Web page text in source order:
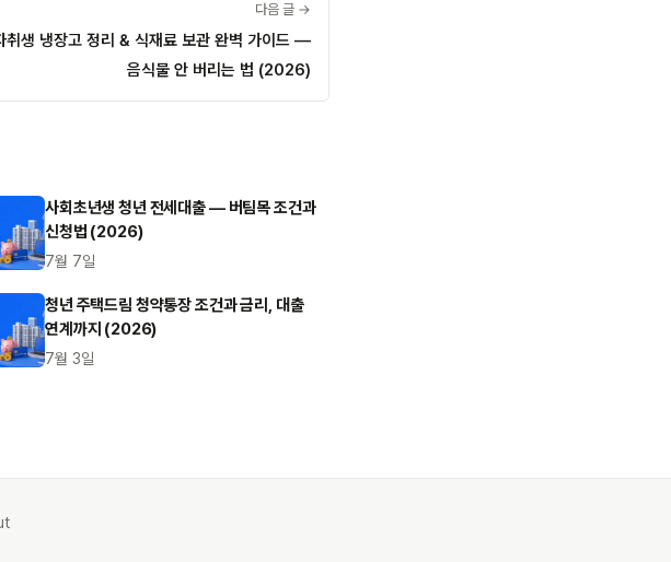
다음 글 →
취생 냉장고 정리 & 식재료 보관 완벽 가이드 —
음식물 안 버리는 법 (2026)
사회초년생 청년 전세대출 — 버팀목 조건과
신청법 (2026)
7월 7일
청년 주택드림 청약통장 조건과 금리, 대출
연계까지 (2026)
7월 3일